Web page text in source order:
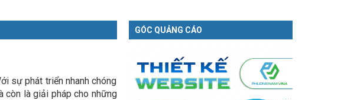
sự phát triển nhanh chóng
còn là giải pháp cho những
GÓC QUẢNG CÁO